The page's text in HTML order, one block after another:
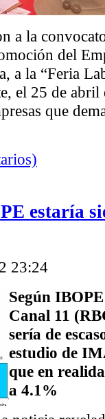
a la
del
a la “Feria
el 25 de abril
que
estaría
23:24
Según
Canal 11
sería de
estudio de
que en
a 4.1%